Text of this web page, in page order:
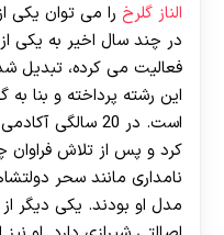
الناز گلرخ را می توان یکی
در چند سال اخیر به یکی
فعالیت می کرده، تبدیل
این رشته پرداخته و بنا
است. در 20 سالگی
کرد و پس از تلاش فراوان
نامداری مانند سحر
مدل او بودند. یکی دیگر از